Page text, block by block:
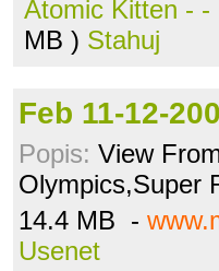
Atomic Kitten - -
MB ) Stahuj
Feb 11-12-
Popis: View
Olympics,Super
14.4 MB -
Usenet